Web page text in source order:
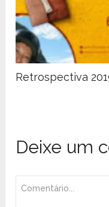
Retrospectiva
Deixe um